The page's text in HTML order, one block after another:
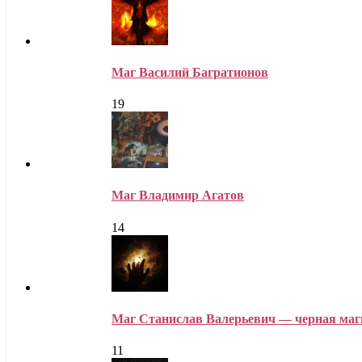
Маг Василий Багратионов
19
Маг Владимир Агатов
14
Маг Станислав Валерьевич — черная
11